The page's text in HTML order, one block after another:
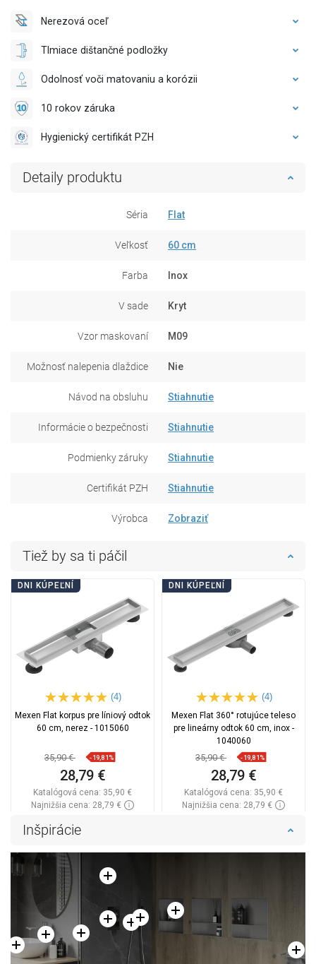
Nerezová oceľ
Tlmiace dištančné podložky
Odolnosť voči matovaniu a korózii
10 rokov záruka
Hygienický certifikát PZH
Detaily produktu
Séria Flat
Veľkosť 60 cm
Farba Inox
V sade Kryt
Vzor maskovaní M09
Možnosť nalepenia dlaždice Nie
Návod na obsluhu Stiahnutie
Informácie o bezpečnosti Stiahnutie
Podmienky záruky Stiahnutie
Certifikát PZH Stiahnutie
Výrobca Zobraziť
Tiež by sa ti páčil
DNI KÚPEĽNÍ
(4)
Mexen Flat korpus pre líniový odtok
60 cm, nerez - 1015060
35,90 € -19,81%
28,79 €
Katalógová cena: 35,90 €
Najnižšia cena: 28,79 €
Obľúbené
Porovnaj
DNI KÚPEĽNÍ
(4)
Mexen Flat 360° rotujúce teleso
pre lineárny odtok 60 cm, inox -
1040060
35,90 € -19,81%
28,79 €
Katalógová cena: 35,90 €
Najnižšia cena: 28,79 €
Inšpirácie